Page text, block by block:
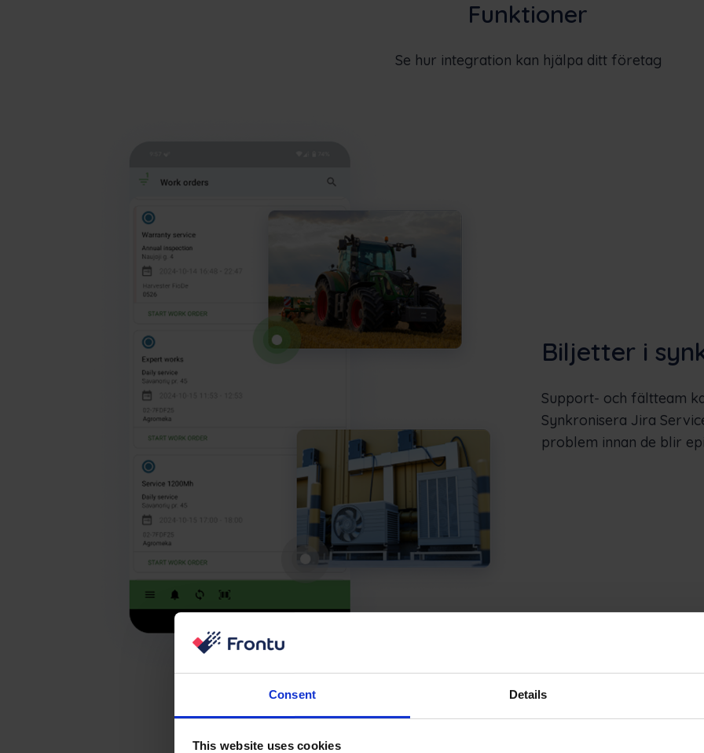
Consent Details
This website uses cookies
Funktioner
Se hur integration kan hjälpa ditt företag
Biljetter i
Support- och fältteam
Synkronisera Jira
problem innan de blir